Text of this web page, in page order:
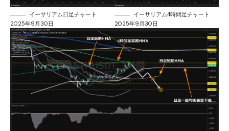
イーサリアム日足チャート
2025年9月30日
イーサリアム4時間足チャート
2025年9月30日